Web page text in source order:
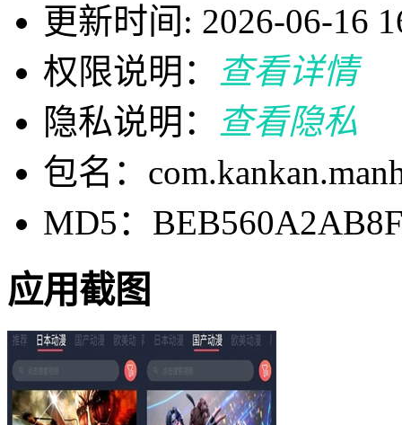
更新时间: 2026-06-16
权限说明：
查看详情
隐私说明：
查看隐私
包名：
MD5：
应用截图